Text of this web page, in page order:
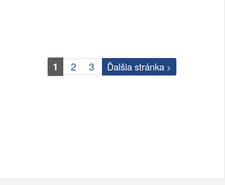
1 2 3 Ďalšia stránka >